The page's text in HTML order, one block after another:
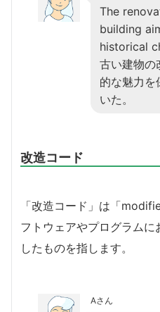
The
building
historical
古い建物の
的な魅力を
いた。
改造コード
「改造コード」は「
フトウェアやプログラム
したものを指します。
Aさん